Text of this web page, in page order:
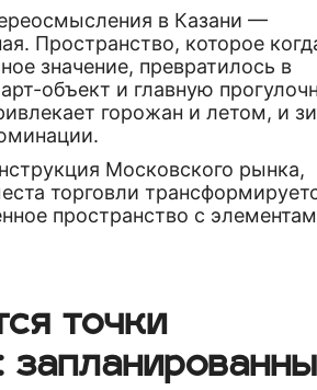
в Казани —
Пространство, которое
значение, превратилось в
объект и главную
горожан и летом, и
Московского рынка,
торговли
пространство с
точки